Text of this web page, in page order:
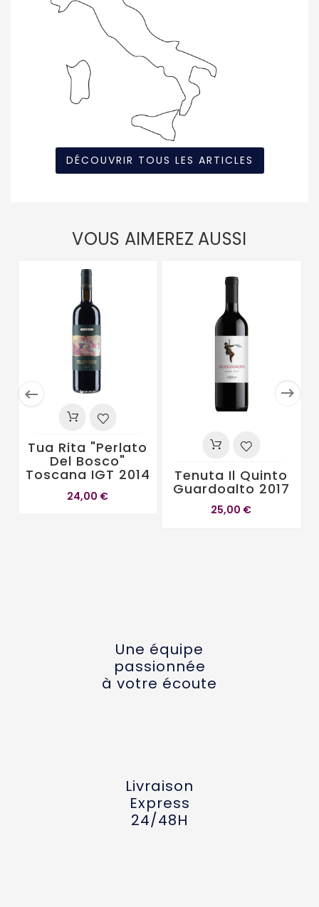
DÉCOUVRIR TOUS LES ARTICLES
VOUS AIMEREZ AUSSI
 
Tua Rita "Perlato
Del Bosco"
Toscana IGT 2014
24,00 €
Tenuta Il Quinto
Guardoalto 2017
25,00 €
Une équipe
passionnée
à votre écoute
Livraison
Express
24/48H